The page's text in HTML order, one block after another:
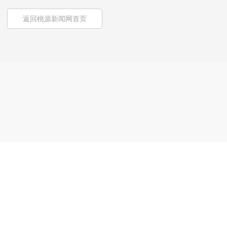
返回桃源新闻网首页